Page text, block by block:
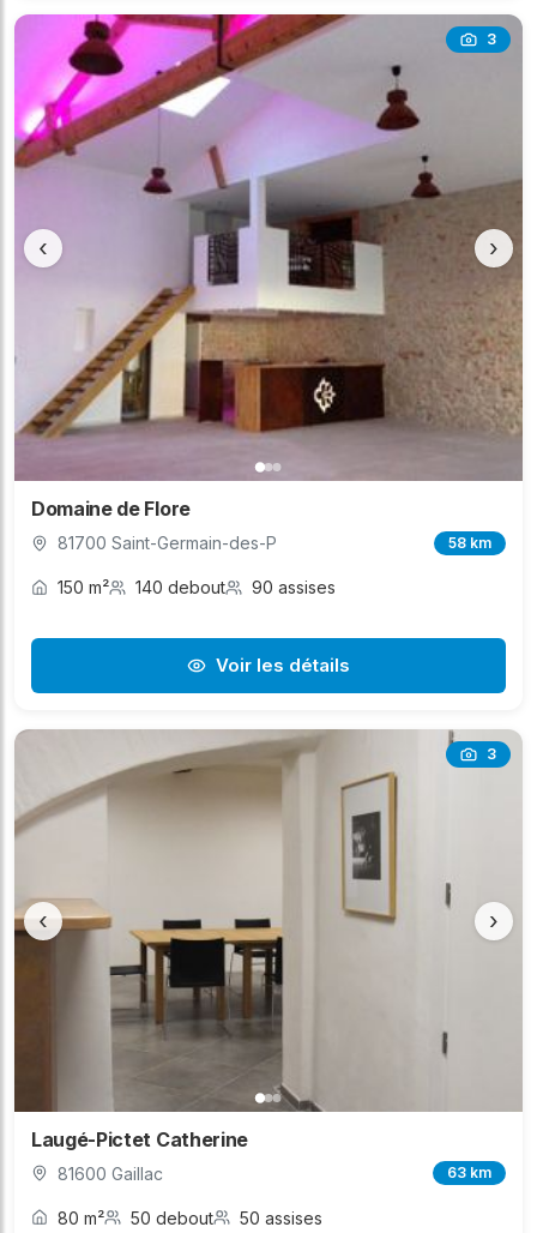
3
‹ ›
Domaine de Flore
81700 Saint-Germain-des-P 58 km
150 m² 140 debout 90 assises
Voir les détails
3
‹ ›
Laugé-Pictet Catherine
81600 Gaillac 63 km
80 m² 50 debout 50 assises